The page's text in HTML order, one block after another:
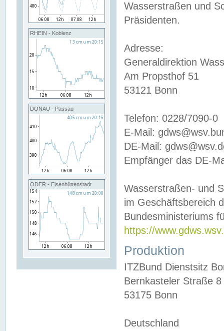
RHEIN - Koblenz
DONAU - Passau
ODER - Eisenhüttenstadt
Wasserstraßen und
Präsidenten.
Adresse:
Generaldirektion
Am Propsthof 51
53121 Bonn
Telefon: 0228/7090-0
E-Mail:
DE-Mail:
Empfänger das DE-
Wasserstraßen- und
im Geschäftsbereich
Bundesministeriums
https://
Produktion
ITZBund Dienstsitz
Bernkasteler Straße 8
53175 Bonn
Deutschland